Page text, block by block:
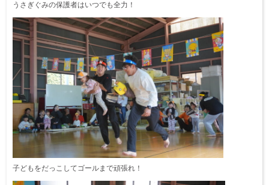
うさぎぐみの保護者はいつでも全力！
子どもをだっこしてゴールまで頑張れ！